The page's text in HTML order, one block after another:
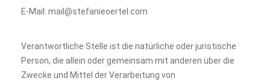
E-Mail: mail@stefanieoertel.com
Verantwortliche Stelle ist die natürliche oder juristische
Person, die allein oder gemeinsam mit anderen über die
Zwecke und Mittel der Verarbeitung von